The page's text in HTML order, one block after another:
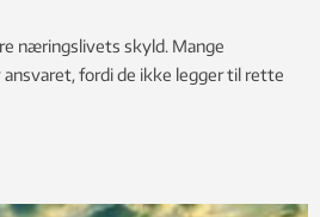
næringslivets skyld. Mange
fordi de ikke legger til rette